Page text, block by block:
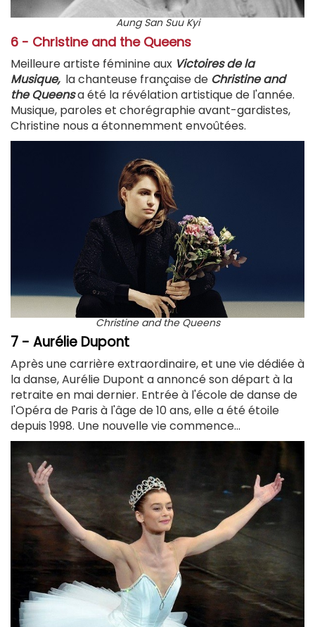
Aung San Suu Kyi
6 - Christine and the Queens
Meilleure artiste féminine aux Victoires de la
Musique, la chanteuse française de Christine and
the Queensa été la révélation artistique de l'année.
Musique, paroles et chorégraphie avant-gardistes,
Christine nous a étonnemment envoûtées.
Christine and the Queens
7 - Aurélie Dupont
Après une carrière extraordinaire, et une vie dédiée à
la danse, Aurélie Dupont a annoncé son départ à la
retraite en mai dernier. Entrée à l'école de danse de
l'Opéra de Paris à l'âge de 10 ans, elle a été étoile
depuis 1998. Une nouvelle vie commence...